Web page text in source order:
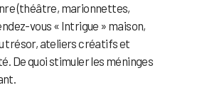
(théâtre, marionnettes,
vous « Intrigue » maison,
trésor, ateliers créatifs et
De quoi stimuler les méninges